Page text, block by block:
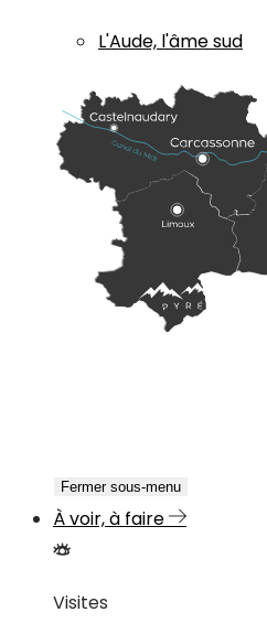
L'Aude, l'âme sud
Fermer sous-menu
À voir, à faire
Visites